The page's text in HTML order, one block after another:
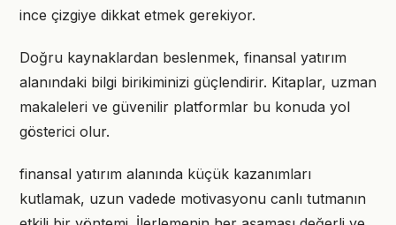
ince çizgiye dikkat etmek gerekiyor.
Doğru kaynaklardan beslenmek, finansal yatırım
alanındaki bilgi birikiminizi güçlendirir. Kitaplar, uzman
makaleleri ve güvenilir platformlar bu konuda yol
gösterici olur.
finansal yatırım alanında küçük kazanımları
kutlamak, uzun vadede motivasyonu canlı tutmanın